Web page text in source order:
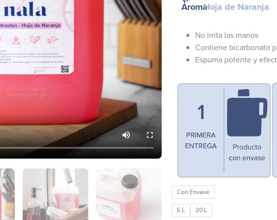
AromaHoja de Naranja
No irrita las manos
Contiene bicarbonato
Espuma potente y
Con Envase
5 L 20 L
Lavatrastes
-
Hoja